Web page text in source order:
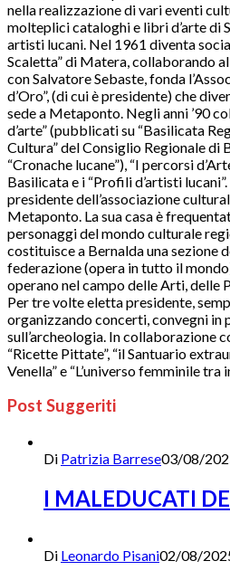
nella realizzazione di vari eventi
molteplici cataloghi e libri d’arte di
artisti lucani. Nel 1961 diventa
Scaletta” di Matera, collaborando
con Salvatore Sebaste, fonda
d’Oro”, (di cui è presidente) che
sede a Metaponto. Negli anni ’90
d’arte” (pubblicati su “Basilicata
Cultura” del Consiglio Regionale di
“Cronache lucane”), “I percorsi
Basilicata e i “Profili d’artisti
presidente dell’associazione
Metaponto. La sua casa è
personaggi del mondo culturale
costituisce a Bernalda una sezione
federazione (opera in tutto il
operano nel campo delle Arti, delle
Per tre volte eletta presidente,
organizzando concerti, convegni in
sull’archeologia. In collaborazione
“Ricette Pittate”, “il Santuario
Venella” e “L’universo femminile tra
Post Suggeriti
Di Patrizia Barrese03/08/
I MALEDUCATI
Di Leonardo Pisani02/08/